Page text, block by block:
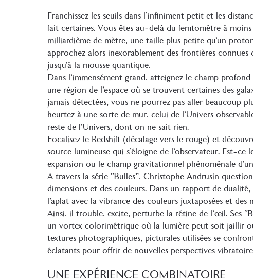
Franchissez les seuils dans l’infiniment petit et les
fait certaines. Vous êtes au-delà du femtomètre à moins
milliardième de mètre, une taille plus petite qu’un
approchez alors inexorablement des frontières connues
jusqu’à la mousse quantique.
Dans l’immensément grand, atteignez le champ
une région de l’espace où se trouvent certaines des
jamais détectées, vous ne pourrez pas aller beaucoup
heurtez à une sorte de mur, celui de l’Univers
reste de l’Univers, dont on ne sait rien.
Focalisez le Redshift (décalage vers le rouge) et
source lumineuse qui s’éloigne de l’observateur. Est-ce
expansion ou le champ gravitationnel phénoménale
A travers la série “Bulles”, Christophe Andrusin
dimensions et des couleurs. Dans un rapport de
l’aplat avec la vibrance des couleurs juxtaposées et des
Ainsi, il trouble, excite, perturbe la rétine de l’œil. Ses
un vortex colorimétrique où la lumière peut soit jaillir
textures photographiques, picturales utilisées se
éclatants pour offrir de nouvelles perspectives
UNE EXPÉRIENCE COMBINATOIRE